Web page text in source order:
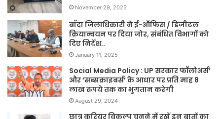
November 29, 2025
बाँदा जिलाधिकारी ने ई-ऑफिस / डिजीटल
क्रियान्वयन पर दिया जोर, संबंधित विभागों को
दिए निर्देश..
January 11, 2025
Social Media Policy : UP सरकार फॉलोअर्स’
और ‘सब्सक्राइबर्स’ के आधार पर प्रति माह 8
लाख रुपये तक का भुगतान करेगी
August 29, 2024
छात्र करियर विकल्प चुनने में रखें इन बातों का